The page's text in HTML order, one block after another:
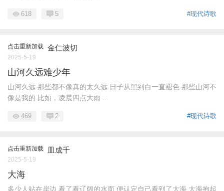
#现代诗歌
618 5
点击重新加载 金仁波切
2025-5-19
山河久远难少年
山河久远 那些都不像真的太久远 日子从黑到白一直褪色 那些山河不
像是我的 比如，凌晨四点大雨 ...
#现代诗歌
469 2
点击重新加载 皿成千
2025-5-19
大海
多少人站在岸边 看了​看辽阔的水面 便​认定自己看到了大海 大海抱起